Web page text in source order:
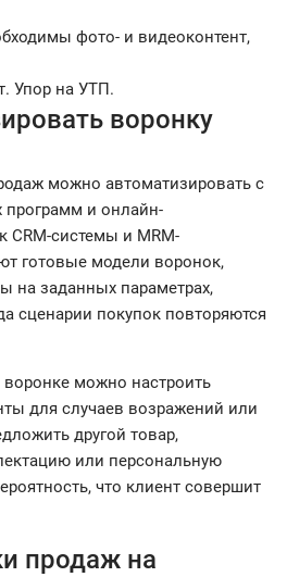
фото- и видеоконтент,
Упор на УТП.
воронку
можно автоматизировать с
и онлайн-
CRM-системы и MRM-
готовые модели воронок,
на заданных параметрах,
сценарии покупок повторяются
можно настроить
для случаев возражений или
другой товар,
или персональную
что клиент совершит
продаж на